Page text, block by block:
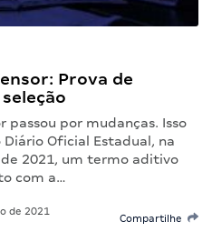
Prova de
passou por mudanças. Isso
Oficial Estadual, na
2021, um termo aditivo
com a…
de 2021
Compartilhe